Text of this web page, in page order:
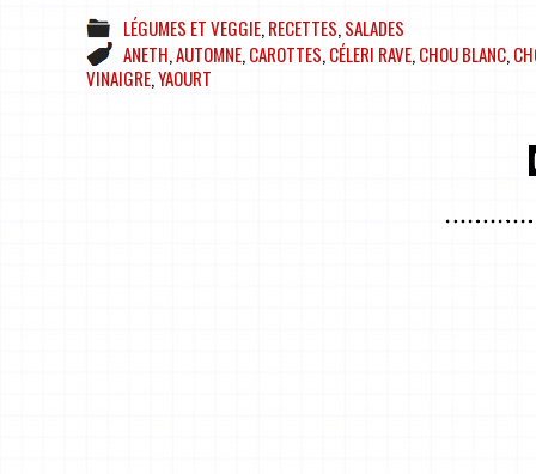
LÉGUMES ET VEGGIE,RECETTES,SALADES
ANETH,AUTOMNE,CAROTTES,CÉLERI RAVE,CHOU BLANC,
VINAIGRE,YAOURT